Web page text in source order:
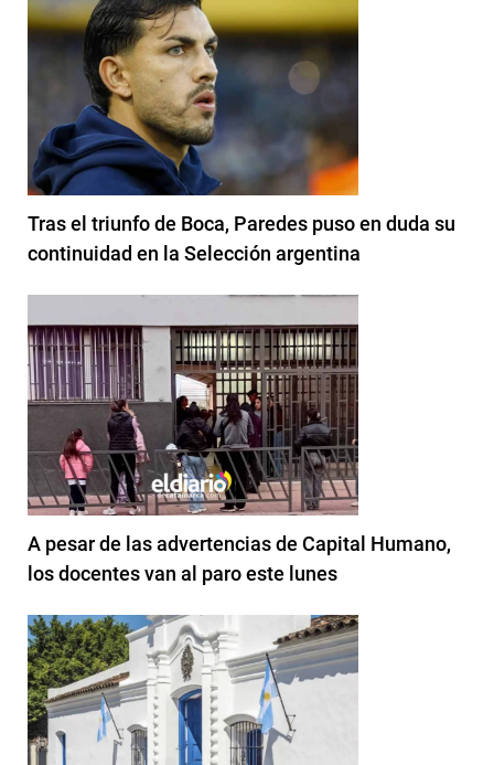
Tras el triunfo de Boca, Paredes puso en duda su
continuidad en la Selección argentina
A pesar de las advertencias de Capital Humano,
los docentes van al paro este lunes